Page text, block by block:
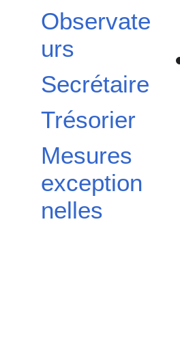
Observate
urs
Secrétaire
Trésorier
Mesures
exception
nelles